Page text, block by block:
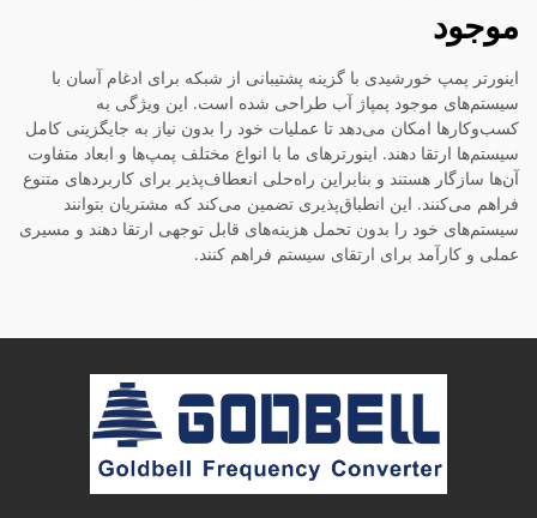
موجود
اینورتر پمپ خورشیدی با گزینه پشتیبانی از شبکه برای ادغام آسان با
سیستم‌های موجود پمپاژ آب طراحی شده است. این ویژگی به
کسب‌وکارها امکان می‌دهد تا عملیات خود را بدون نیاز به جایگزینی کامل
سیستم‌ها ارتقا دهند. اینورترهای ما با انواع مختلف پمپ‌ها و ابعاد متفاوت
آن‌ها سازگار هستند و بنابراین راه‌حلی انعطاف‌پذیر برای کاربردهای متنوع
فراهم می‌کنند. این انطباق‌پذیری تضمین می‌کند که مشتریان بتوانند
سیستم‌های خود را بدون تحمل هزینه‌های قابل توجهی ارتقا دهند و مسیری
عملی و کارآمد برای ارتقای سیستم فراهم کنند.